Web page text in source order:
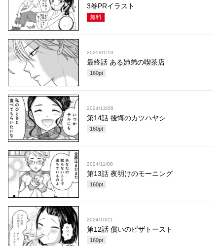
3巻PRイラスト
無料
2025/01/10
最終話 ある姉弟の喫茶店
160pt
2024/12/06
第14話 後悔のカツハヤシ
160pt
2024/11/08
第13話 夜明けのモーニング
160pt
2024/10/11
第12話 償いのピザトースト
160pt